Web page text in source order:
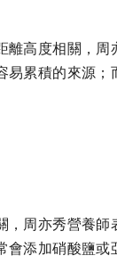
離高度相關，
易累積的來源
周亦秀營養師
會添加硝酸鹽